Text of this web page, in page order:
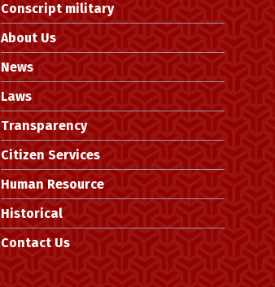
Conscript military
About Us
News
Laws
Transparency
Citizen Services
Human Resource
Historical
Contact Us